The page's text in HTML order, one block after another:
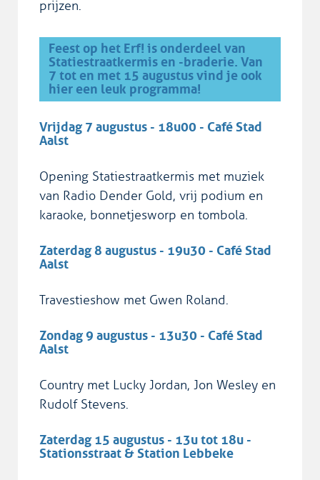
prijzen.
Feest op het Erf! is onderdeel van
Statiestraatkermis en -braderie. Van
7 tot en met 15 augustus vind je ook
hier een leuk programma!
Vrijdag 7 augustus - 18u00 - Café Stad
Aalst
Opening Statiestraatkermis met muziek
van Radio Dender Gold, vrij podium en
karaoke, bonnetjesworp en tombola.
Zaterdag 8 augustus - 19u30 - Café Stad
Aalst
Travestieshow met Gwen Roland.
Zondag 9 augustus - 13u30 - Café Stad
Aalst
Country met Lucky Jordan, Jon Wesley en
Rudolf Stevens.
Zaterdag 15 augustus - 13u tot 18u -
Stationsstraat & Station Lebbeke